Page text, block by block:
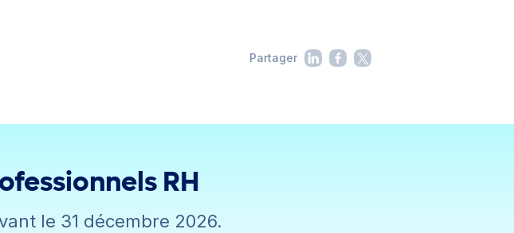
Partager
RH
le 31 décembre 2026.